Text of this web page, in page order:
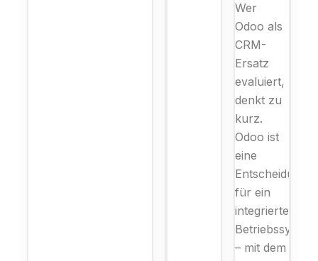
Wer
Odoo als
CRM-
Ersatz
evaluiert,
denkt zu
kurz.
Odoo ist
eine
Entscheidung
für ein
integriertes
Betriebssystem
– mit dem